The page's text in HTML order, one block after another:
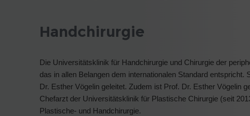
Handchirurgie
Die Universitätsklinik für Handchirurgie und Chirurgie der
das in allen Belangen dem internationalen Standard
Dr. Esther Vögelin geleitet. Zudem ist Prof. Dr. Esther Vögelin
Chefarzt der Universitätsklinik für Plastische Chirurgie (seit
Plastische- und Handchirurgie.